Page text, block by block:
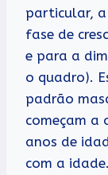
particular, a
fase de
e para a
o quadro).
padrão
começam a
anos de
com a idade.